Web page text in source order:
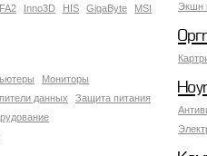
Экшн
Inno3D HIS GigaByte
MSI
Мониторы
данных
Защита питания